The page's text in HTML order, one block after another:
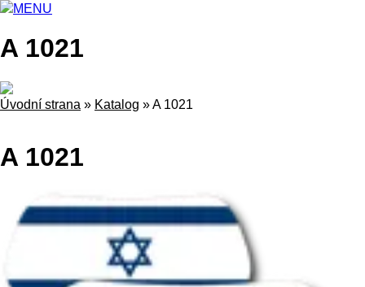
MENU
A 1021
Úvodní strana » Katalog »A 1021
A 1021